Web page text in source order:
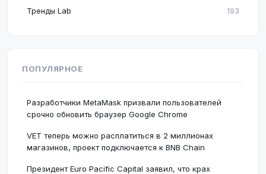
Тренды Lab 193
ПОПУЛЯРНОЕ
Разработчики MetaMask призвали пользователей
срочно обновить браузер Google Chrome
VET теперь можно расплатиться в 2 миллионах
магазинов, проект подключается к BNB Chain
Президент Euro Pacific Capital заявил, что крах